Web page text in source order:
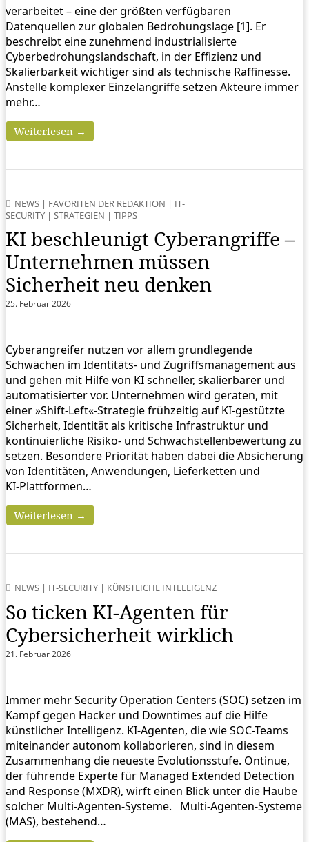
verarbeitet – eine der größten verfügbaren
Datenquellen zur globalen Bedrohungslage [1]. Er
beschreibt eine zunehmend industrialisierte
Cyberbedrohungslandschaft, in der Effizienz und
Skalierbarkeit wichtiger sind als technische Raffinesse.
Anstelle komplexer Einzelangriffe setzen Akteure immer
mehr…
Weiterlesen →
NEWS | FAVORITEN DER REDAKTION | IT-
SECURITY | STRATEGIEN | TIPPS
KI beschleunigt Cyberangriffe –
Unternehmen müssen
Sicherheit neu denken
25. Februar 2026
Cyberangreifer nutzen vor allem grundlegende
Schwächen im Identitäts‑ und Zugriffsmanagement aus
und gehen mit Hilfe von KI schneller, skalierbarer und
automatisierter vor. Unternehmen wird geraten, mit
einer »Shift‑Left«-Strategie frühzeitig auf KI‑gestützte
Sicherheit, Identität als kritische Infrastruktur und
kontinuierliche Risiko‑ und Schwachstellenbewertung zu
setzen. Besondere Priorität haben dabei die Absicherung
von Identitäten, Anwendungen, Lieferketten und
KI‑Plattformen…
Weiterlesen →
NEWS | IT-SECURITY | KÜNSTLICHE INTELLIGENZ
So ticken KI-Agenten für
Cybersicherheit wirklich ​
21. Februar 2026
Immer mehr Security Operation Centers (SOC) setzen im
Kampf gegen Hacker und Downtimes auf die Hilfe
künstlicher Intelligenz. KI-Agenten, die wie SOC-Teams
miteinander autonom kollaborieren, sind in diesem
Zusammenhang die neueste Evolutionsstufe. Ontinue,
der führende Experte für Managed Extended Detection
and Response (MXDR), wirft einen Blick unter die Haube
solcher Multi-Agenten-Systeme. Multi-Agenten-Systeme
(MAS), bestehend…